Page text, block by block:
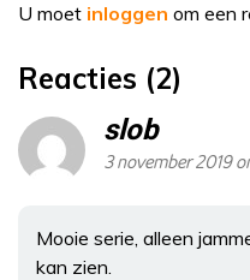
U moet inloggen om een
Reacties (2)
slob
3 november 2019
Mooie serie, alleen
kan zien.